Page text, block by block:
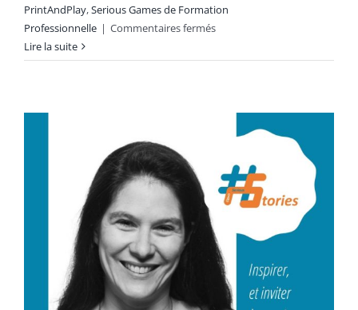
PrintAndPlay,Serious Games de Formation
Professionnelle | Commentaires ferméssur
301
Lire la suite